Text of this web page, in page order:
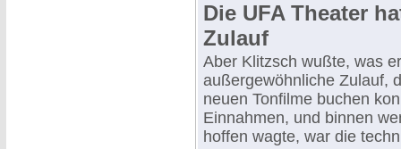
Die UFA Theater
Zulauf
Aber Klitzsch wußte, was
außergewöhnliche Zulauf,
neuen Tonfilme buchen
Einnahmen, und binnen
hoffen wagte, war die